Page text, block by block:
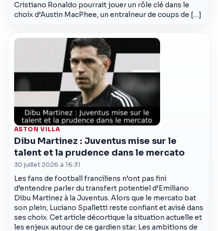
Cristiano Ronaldo pourrait jouer un rôle clé dans le
choix d’Austin MacPhee, un entraîneur de coups de […]
ASTON VILLA
Dibu Martinez : Juventus mise sur le
talent et la prudence dans le mercato
30 juillet 2026 a 16:31
Les fans de football franciliens n’ont pas fini
d’entendre parler du transfert potentiel d’Emiliano
Dibu Martinez à la Juventus. Alors que le mercato bat
son plein, Luciano Spalletti reste confiant et avisé dans
ses choix. Cet article décortique la situation actuelle et
les enjeux autour de ce gardien star. Les ambitions de